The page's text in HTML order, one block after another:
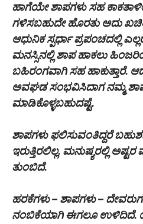
ಹಾಗೆಯೇ ಶಾಪಗಳು ಸಹ
ಗಳಿಸಬಹುದೇ ಹೊರತು ಅದು
ಆಧುನಿಕ ಸ್ಪರ್ಧಾ ಪ್ರಪಂಚದಲ್ಲಿ
ಮನಸ್ಸಿನಲ್ಲಿ ಶಾಪ ಹಾಕಲು
ಬಹಿರಂಗವಾಗಿ ಸಹ
ಅವಘಡ ಸಂಭವಿಸಿದಾಗ ನಮ್ಮ
ಮಾಡಿಕೊಳ್ಳಬಹುದಷ್ಟೆ.
ಶಾಪಗಳು ಫಲಿಸುವಂತಿದ್ದರೆ
ಇರುತ್ತಿರಲಿಲ್ಲ. ಮನುಷ್ಯರಲ್ಲಿ
ತುಂಬಿದೆ.
ಹರಕೆಗಳು – ಶಾಪಗಳು –
ನಂಬಿಕೆಯಾಗಿ ಈಗಲೂ ಉಳಿದಿದೆ.